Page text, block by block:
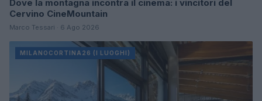
Dove la montagna incontra il cinema: i vincitori del
Cervino CineMountain
Marco Tessari · 6 Ago 2026
MILANOCORTINA26 (I LUOGHI)